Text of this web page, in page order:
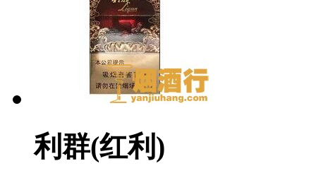
利群(红利)